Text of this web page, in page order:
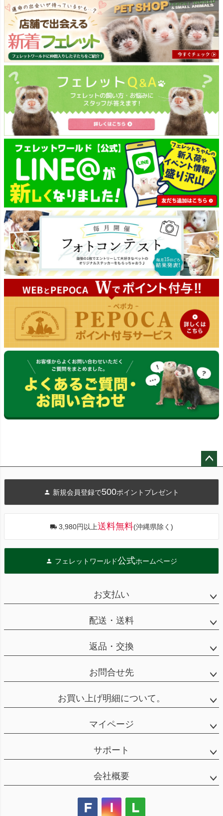
へ
新規会員登録で500ポイントプレゼント
3,980円以上送料無料(沖縄県除く)
フェレットワールド公式ホームページ
お支払い
配送・送料
返品・交換
お問合せ先
お買い上げ明細について。
マイページ
サポート
会社概要